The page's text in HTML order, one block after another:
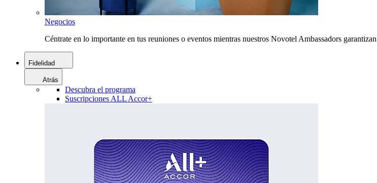
Negocios
Céntrate en lo importante en tus reuniones o eventos mientras nuestros Novotel Ambassadors
Fidelidad
Atrás
Descubra el programa
Suscripciones ALL Accor+